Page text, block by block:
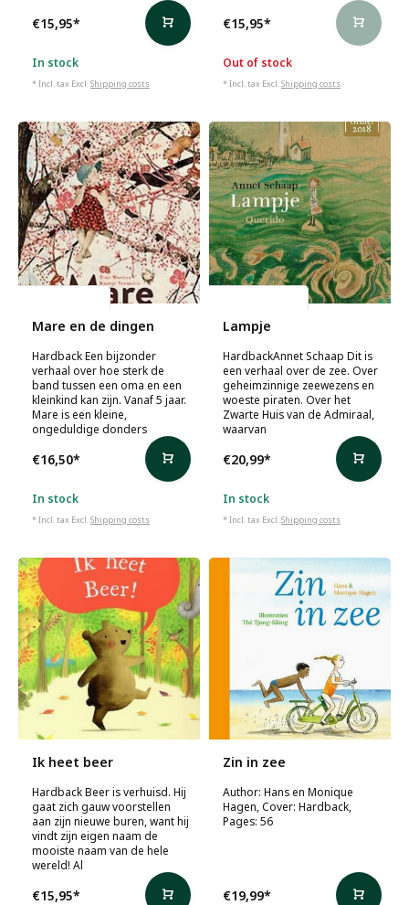
€15,95*
In stock
* Incl. tax Excl.Shipping costs
€15,95*
Out of stock
* Incl. tax Excl.Shipping costs
Mare en de dingen
Hardback Een bijzonder
verhaal over hoe sterk de
band tussen een oma en een
kleinkind kan zijn. Vanaf 5 jaar.
Mare is een kleine,
ongeduldige donders
€16,50*
In stock
* Incl. tax Excl.Shipping costs
Lampje
HardbackAnnet Schaap Dit is
een verhaal over de zee. Over
geheimzinnige zeewezens en
woeste piraten. Over het
Zwarte Huis van de Admiraal,
waarvan
€20,99*
In stock
* Incl. tax Excl.Shipping costs
Ik heet beer
Hardback Beer is verhuisd. Hij
gaat zich gauw voorstellen
aan zijn nieuwe buren, want hij
vindt zijn eigen naam de
mooiste naam van de hele
wereld! Al
€15,95*
Zin in zee
Author: Hans en Monique
Hagen, Cover: Hardback,
Pages: 56
€19,99*